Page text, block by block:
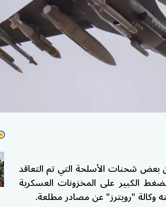
بعض شحنات الأسلحة التي تم التعاقد
الكبير على المخزونات العسكرية
وكالة "رويترز" عن مصادر مطلعة.